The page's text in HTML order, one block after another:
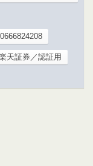
0666824208
天証券／認証用